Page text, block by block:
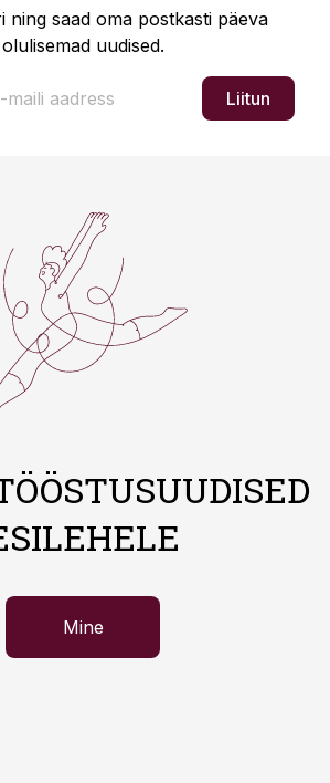
ning saad oma postkasti päeva
olulisemad uudised.
Liitun
Mine